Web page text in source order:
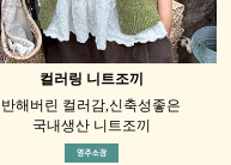
컬러링 니트조끼
반해버린 컬러감,신축성좋은
국내생산 니트조끼